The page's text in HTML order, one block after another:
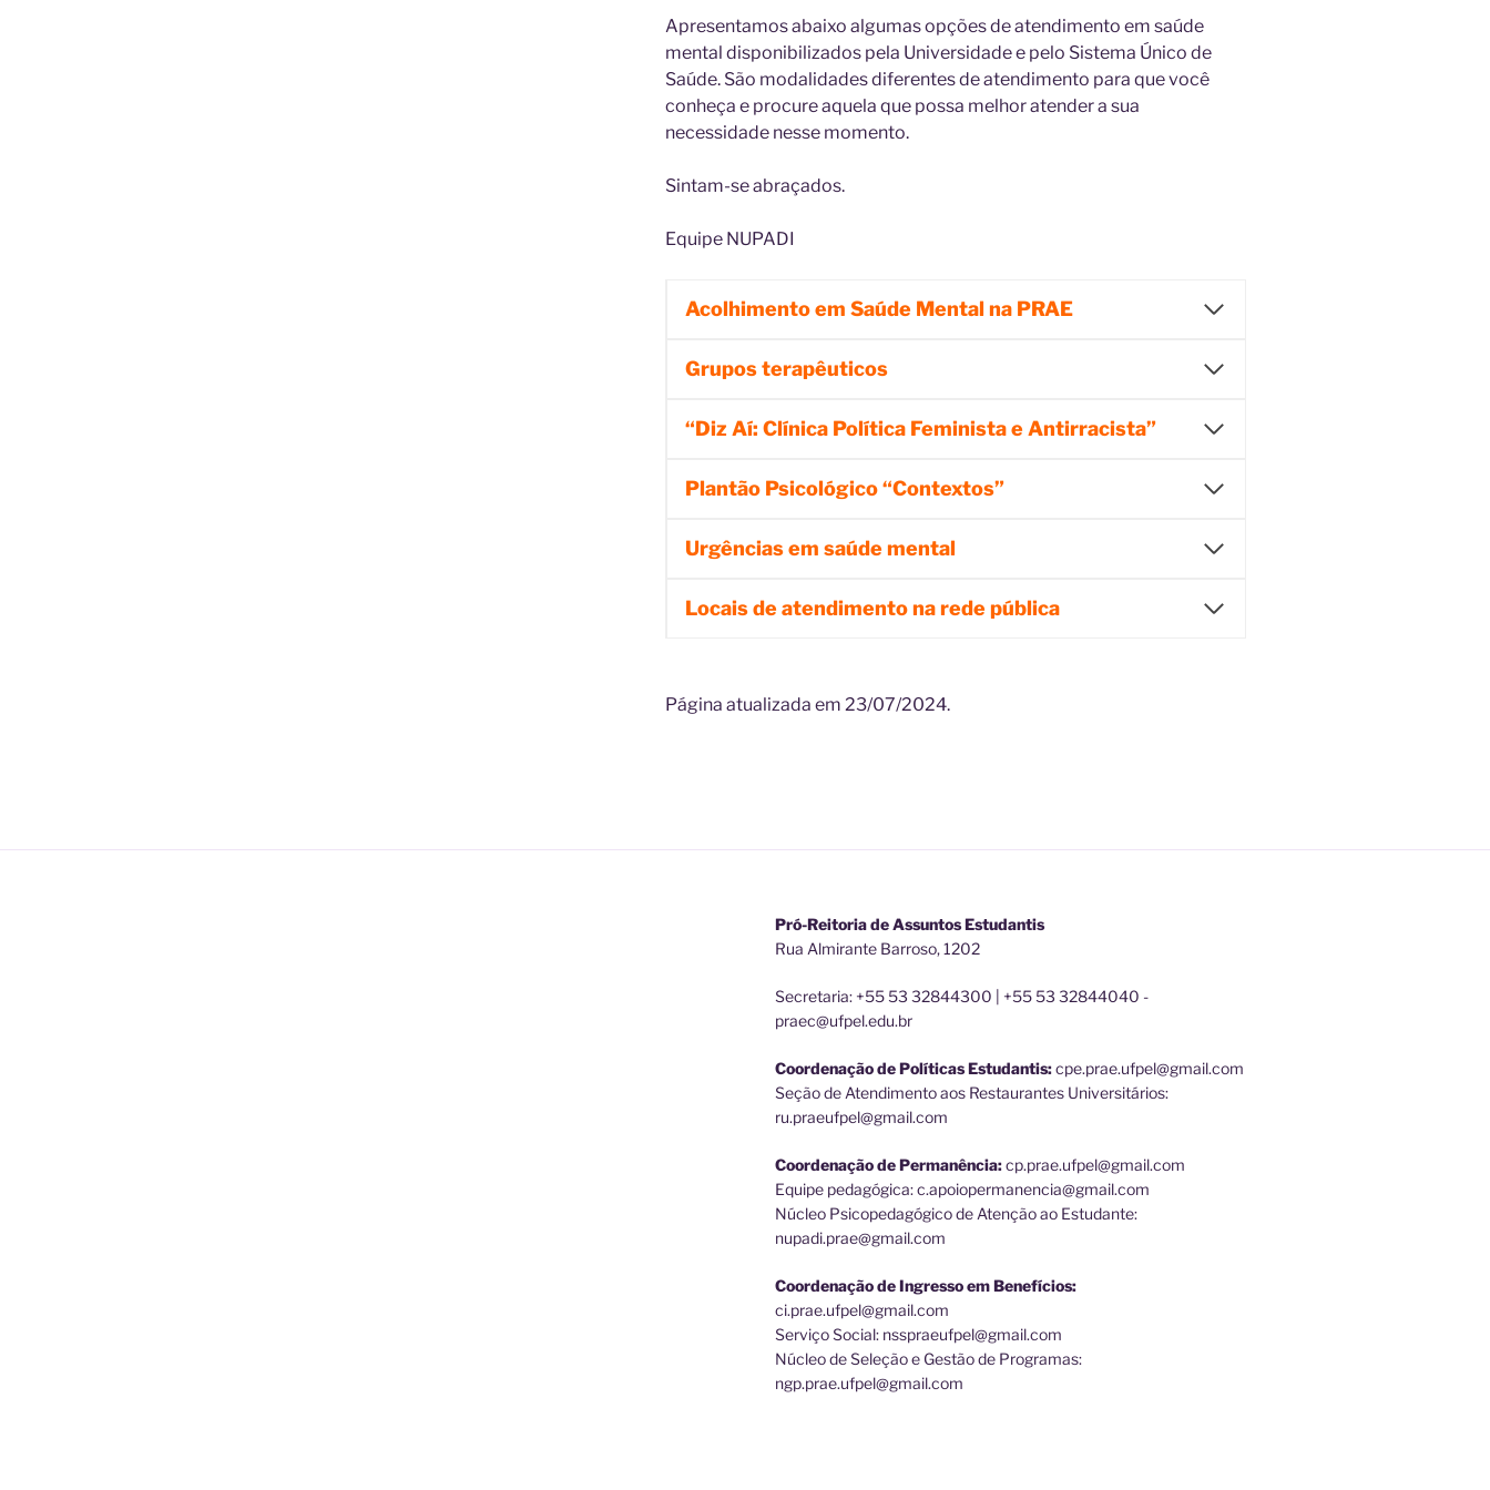
Apresentamos abaixo algumas opções de atendimento em saúde
mental disponibilizados pela Universidade e pelo Sistema Único de
Saúde. São modalidades diferentes de atendimento para que você
conheça e procure aquela que possa melhor atender a sua
necessidade nesse momento.
Sintam-se abraçados.
Equipe NUPADI
Acolhimento em Saúde Mental na PRAE
Grupos terapêuticos
“Diz Aí: Clínica Política Feminista e Antirracista”
Plantão Psicológico “Contextos”
Urgências em saúde mental
Locais de atendimento na rede pública
Página atualizada em 23/07/2024.
Pró-Reitoria de Assuntos Estudantis
Rua Almirante Barroso, 1202
Secretaria: +55 53 32844300 | +55 53 32844040 -
praec@ufpel.edu.br
Coordenação de Políticas Estudantis:cpe.prae.ufpel@gmail.com
Seção de Atendimento aos Restaurantes Universitários:
ru.praeufpel@gmail.com
Coordenação de Permanência:cp.prae.ufpel@gmail.com
Equipe pedagógica: c.apoiopermanencia@gmail.com
Núcleo Psicopedagógico de Atenção ao Estudante:
nupadi.prae@gmail.com
Coordenação de Ingresso em Benefícios:
ci.prae.ufpel@gmail.com
Serviço Social: nsspraeufpel@gmail.com
Núcleo de Seleção e Gestão de Programas:
ngp.prae.ufpel@gmail.com